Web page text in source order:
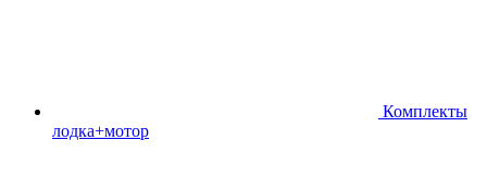
Комплекты
лодка+мотор